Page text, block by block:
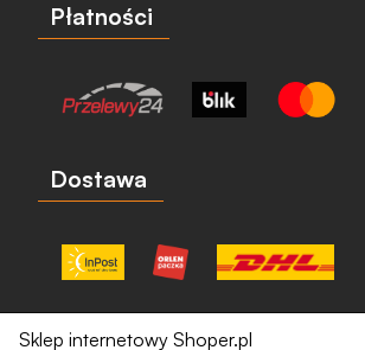
Płatności
Dostawa
Sklep internetowy Shoper.pl